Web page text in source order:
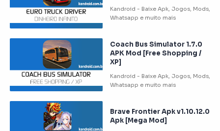
Coach Bus Simulator 1.7.0
APK Mod [Free Shopping /
XP]
Brave Frontier Apk v1.10.12.0
Apk [Mega Mod]